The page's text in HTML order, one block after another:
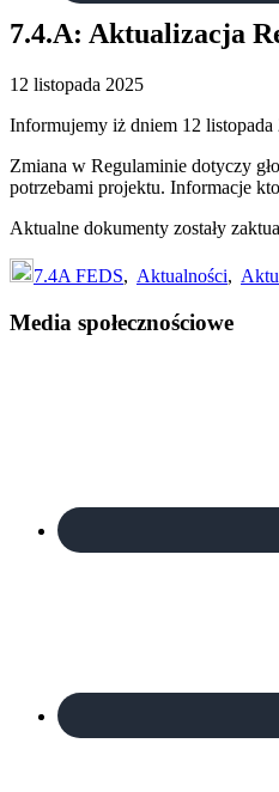
7.4.A: Aktualizacja
12 listopada 2025
Informujemy iż dniem 12
Zmiana w Regulaminie dotyczy
potrzebami projektu. Informacje
Aktualne dokumenty zostały
7.4A FEDS, Aktualności,
Footer
Media społecznościowe